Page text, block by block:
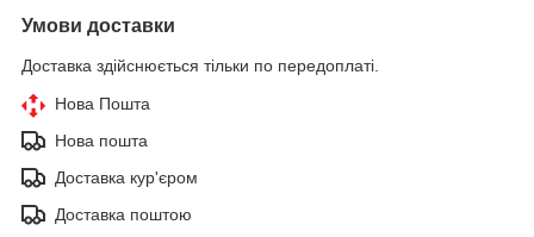
Умови доставки
Доставка здійснюється тільки по передоплаті.
Нова Пошта
Нова пошта
Доставка кур'єром
Доставка поштою